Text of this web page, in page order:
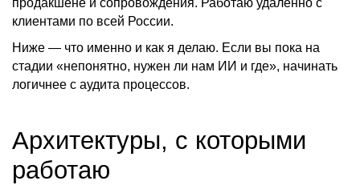
продакшене и сопровождения. Работаю удалённо с
клиентами по всей России.
Ниже — что именно и как я делаю. Если вы пока на
стадии «непонятно, нужен ли нам ИИ и где», начинать
логичнее с аудита процессов.
Архитектуры, с которыми
работаю